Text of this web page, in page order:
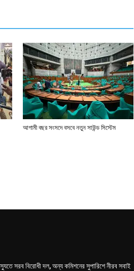
আগামী বছর সংসদে বসবে নতুন সাউন্ড সিস্টেম
সরব বিরোধী দল, অন্য কমিশনের সুপারিশে নীরব সবাই